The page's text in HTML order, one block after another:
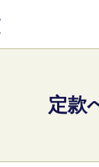
定款